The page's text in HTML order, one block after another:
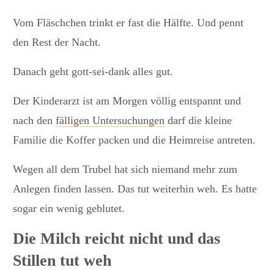
Vom Fläschchen trinkt er fast die Hälfte. Und pennt
den Rest der Nacht.
Danach geht gott-sei-dank alles gut.
Der Kinderarzt ist am Morgen völlig entspannt und
nach den fälligen Untersuchungen darf die kleine
Familie die Koffer packen und die Heimreise antreten.
Wegen all dem Trubel hat sich niemand mehr zum
Anlegen finden lassen. Das tut weiterhin weh. Es hatte
sogar ein wenig geblutet.
Die Milch reicht nicht und das
Stillen tut weh